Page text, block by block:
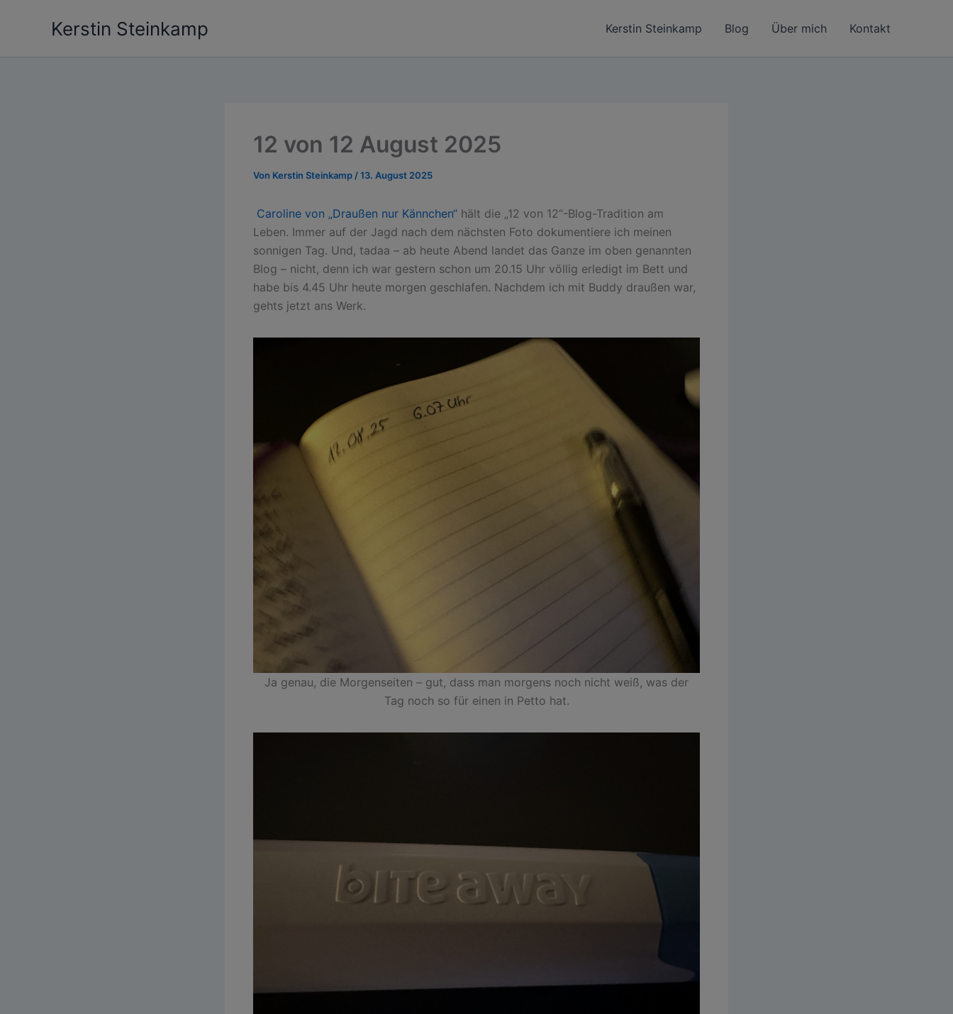
Kerstin Steinkamp Kerstin Steinkamp Blog Über mich Kontakt
12 von 12 August 2025
Von Kerstin Steinkamp /13. August 2025
Caroline von „Draußen nur Kännchen“ hält die „12 von 12“-Blog-Tradition am
Leben. Immer auf der Jagd nach dem nächsten Foto dokumentiere ich meinen
sonnigen Tag. Und, tadaa – ab heute Abend landet das Ganze im oben genannten
Blog – nicht, denn ich war gestern schon um 20.15 Uhr völlig erledigt im Bett und
habe bis 4.45 Uhr heute morgen geschlafen. Nachdem ich mit Buddy draußen war,
gehts jetzt ans Werk.
Ja genau, die Morgenseiten – gut, dass man morgens noch nicht weiß, was der
Tag noch so für einen in Petto hat.